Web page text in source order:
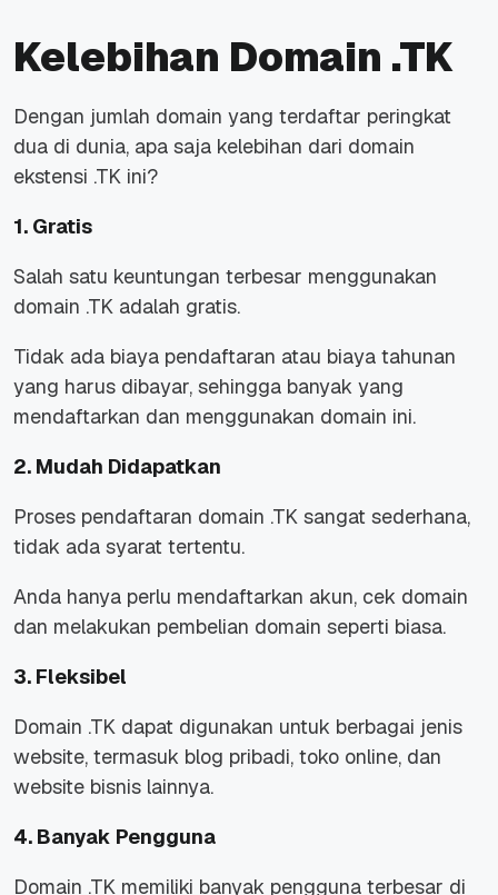
Kelebihan Domain .TK
Dengan jumlah domain yang terdaftar peringkat
dua di dunia, apa saja kelebihan dari domain
ekstensi .TK ini?
1. Gratis
Salah satu keuntungan terbesar menggunakan
domain .TK adalah gratis.
Tidak ada biaya pendaftaran atau biaya tahunan
yang harus dibayar, sehingga banyak yang
mendaftarkan dan menggunakan domain ini.
2. Mudah Didapatkan
Proses pendaftaran domain .TK sangat sederhana,
tidak ada syarat tertentu.
Anda hanya perlu mendaftarkan akun, cek domain
dan melakukan pembelian domain seperti biasa.
3. Fleksibel
Domain .TK dapat digunakan untuk berbagai jenis
website, termasuk blog pribadi, toko online, dan
website bisnis lainnya.
4. Banyak Pengguna
Domain .TK memiliki banyak pengguna terbesar di